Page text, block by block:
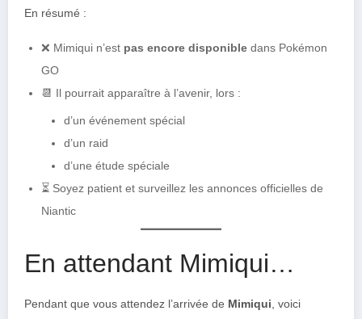
En résumé :
❌ Mimiqui n’est pas encore disponible dans Pokémon
GO
📆 Il pourrait apparaître à l’avenir, lors :
d’un événement spécial
d’un raid
d’une étude spéciale
⏳ Soyez patient et surveillez les annonces officielles de
Niantic
En attendant Mimiqui…
Pendant que vous attendez l’arrivée de Mimiqui , voici